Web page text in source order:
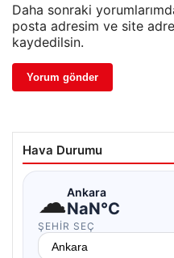
Daha sonraki
posta adresim ve site
kaydedilsin.
Hava Durumu
☁Ankara
NaN°C
ŞEHIR SEÇ